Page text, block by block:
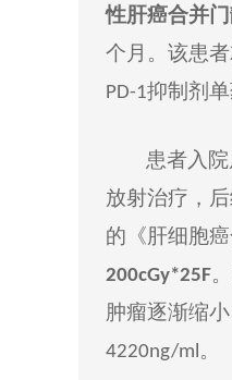
性肝癌合并
个月 。 该患
PD-1抑制剂
患者入
放射治疗，
的《肝细胞癌
200cGy*25F。
肿瘤逐渐缩小
4220ng/ml。